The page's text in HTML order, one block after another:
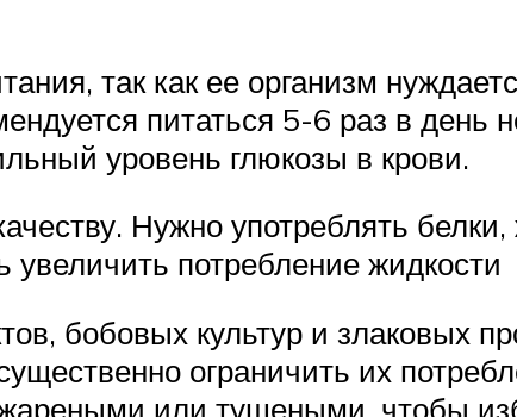
так как ее организм
питаться 5-6 раз в
уровень глюкозы в крови.
Нужно употреблять
потребление жидкости
бобовых культур и злаковых
ограничить их
или тушеными, чтобы